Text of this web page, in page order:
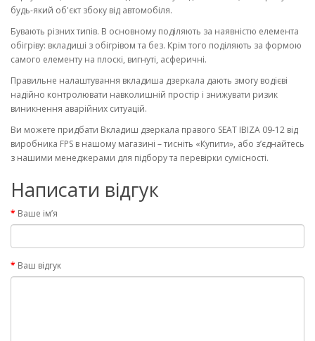
будь-який об'єкт збоку від автомобіля.
Бувають різних типів. В основному поділяють за наявністю елемента
обігріву: вкладиші з обігрівом та без. Крім того поділяють за формою
самого елементу на плоскі, вигнуті, асферичні.
Правильне налаштування вкладиша дзеркала дають змогу водієві
надійно контролювати навколишній простір і знижувати ризик
виникнення аварійних ситуацій.
Ви можете придбати Вкладиш дзеркала правого SEAT IBIZA 09-12 від
виробника FPS в нашому магазині – тисніть «Купити», або з’єднайтесь
з нашими менеджерами для підбору та перевірки сумісності.
Написати відгук
Ваше ім’я
Ваш відгук